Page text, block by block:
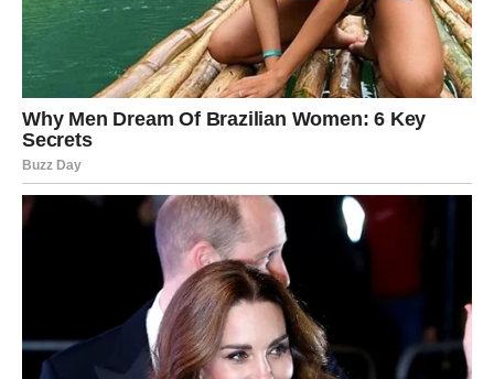
JARAC
Stabilnost i praktičnost. Vikend je dobar za rešavanje
obaveza, ali i za toplije trenutke sa bliskima.
VODOLIJA
Neočekivani uvid ili ideja. Vikend donosi mentalno
oslobađanje i novi pogled na situaciju koja vas je mučila